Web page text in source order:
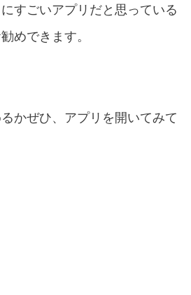
すごいアプリだと思っている
めできます。
かぜひ、アプリを開いてみて